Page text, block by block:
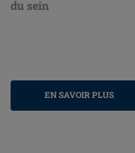
EN SAVOIR PLUS